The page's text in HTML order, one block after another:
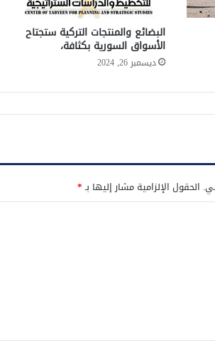
البضائع والمنتجات التركية ستجتاح
الأسواق السورية بكثافة،
ديسمبر 26, 2024
الحقول الإلزامية مشار إليها بـ*